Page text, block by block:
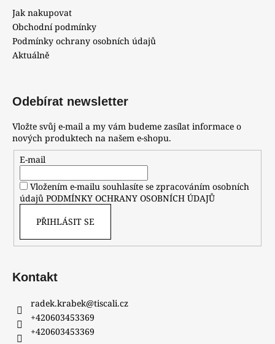
Jak nakupovat
Obchodní podmínky
Podmínky ochrany osobních údajů
Aktuálně
Odebírat newsletter
Vložte svůj e-mail a my vám budeme zasílat informace o
nových produktech na našem e-shopu.
E-mail
Vložením e-mailu souhlasíte se zpracováním osobních
údajů PODMÍNKY OCHRANY OSOBNÍCH ÚDAJŮ
PŘIHLÁSIT SE
Kontakt
radek.krabek@tiscali.cz
+420603453369
+420603453369